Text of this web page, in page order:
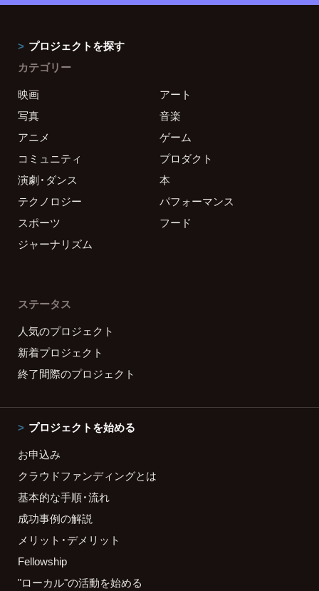
プロジェクトを探す
カテゴリー
映画
アート
写真
音楽
アニメ
ゲーム
コミュニティ
プロダクト
演劇・ダンス
本
テクノロジー
パフォーマンス
スポーツ
フード
ジャーナリズム
ステータス
人気のプロジェクト
新着プロジェクト
終了間際のプロジェクト
プロジェクトを始める
お申込み
クラウドファンディングとは
基本的な手順・流れ
成功事例の解説
メリット・デメリット
Fellowship
"ローカル"の活動を始める